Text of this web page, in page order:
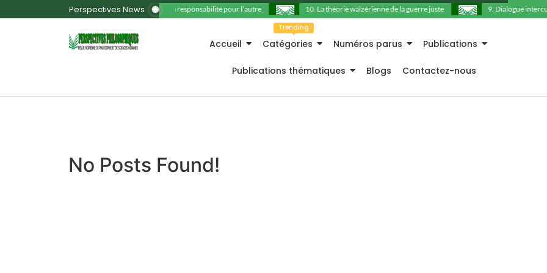
Perspectives News 11. La responsabilité pour l’autre 10. La théorie walzérienne de la guerre juste 9. Dialogue
Accueil Catégories
Trending
Numéros parus Publications
Publications thématiques Blogs Contactez-nous
No Posts Found!